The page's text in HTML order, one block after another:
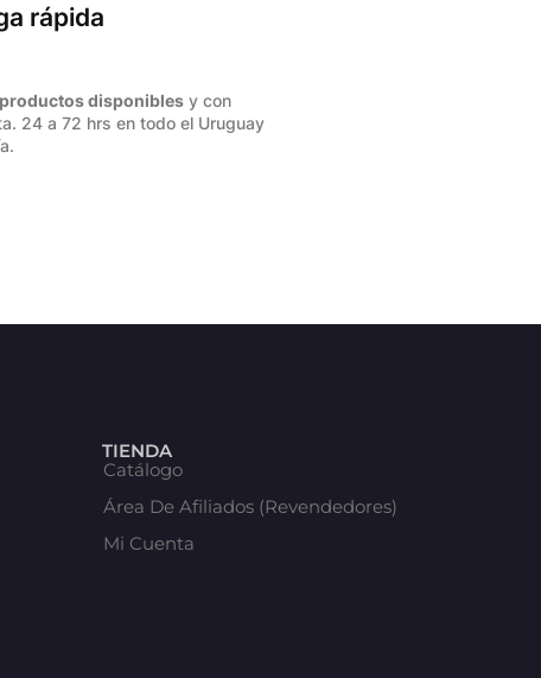
rápida
disponiblesy con
24 a 72 hrs en todo el Uruguay
TIENDA
Catálogo
Área De Afiliados (Revendedores)
Mi Cuenta